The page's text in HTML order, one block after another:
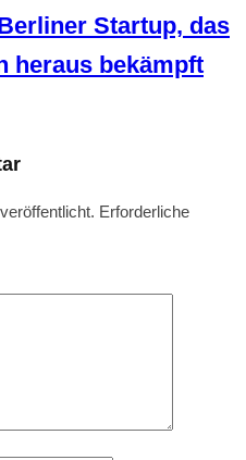
Startup, das
heraus bekämpft
Erforderliche